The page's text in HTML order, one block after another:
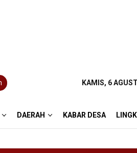
KAMIS, 6
DAERAH KABAR DESA